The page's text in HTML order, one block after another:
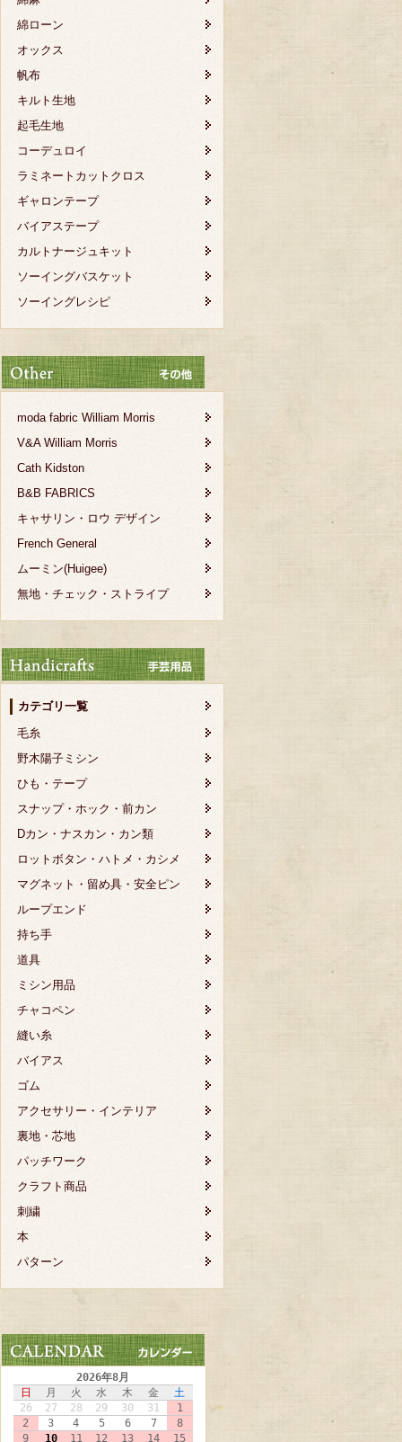
綿ローン
オックス
帆布
キルト生地
起毛生地
コーデュロイ
ラミネートカットクロス
ギャロンテープ
バイアステープ
カルトナージュキット
ソーイングバスケット
ソーイングレシピ
moda fabric William Morris
V&A William Morris
Cath Kidston
B&B FABRICS
キャサリン・ロウ デザイン
French General
ムーミン(Huigee)
無地・チェック・ストライプ
カテゴリ一覧
毛糸
野木陽子ミシン
ひも・テープ
スナップ・ホック・前カン
Dカン・ナスカン・カン類
ロットボタン・ハトメ・カシメ
マグネット・留め具・安全ピン
ループエンド
持ち手
道具
ミシン用品
チャコペン
縫い糸
バイアス
ゴム
アクセサリー・インテリア
裏地・芯地
パッチワーク
クラフト商品
刺繍
本
パターン